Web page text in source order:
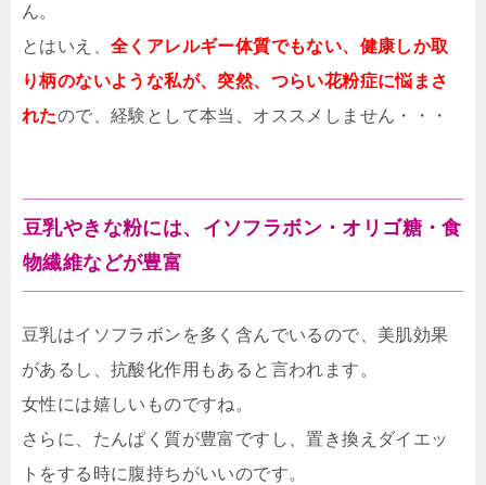
ん。
とはいえ、 全くアレルギー体質でもない、健康しか取
り柄のないような私が、突然、つらい花粉症に悩まさ
れたので、経験として本当、オススメしません・・・
豆乳やきな粉には、イソフラボン・オリゴ糖・食
物繊維などが豊富
豆乳はイソフラボンを多く含んでいるので、美肌効果
があるし、抗酸化作用もあると言われます。
女性には嬉しいものですね。
さらに、たんぱく質が豊富ですし、置き換えダイエッ
トをする時に腹持ちがいいのです。